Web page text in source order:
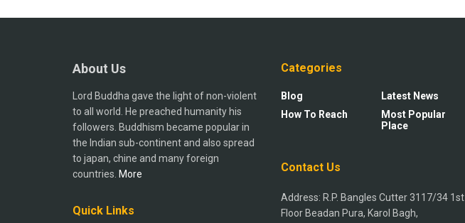
About Us
Lord Buddha gave the light of non-violent
to all world. He preached humanity his
followers. Buddhism became popular in
the Indian sub-continent and also spread
to japan, chine and many foreign
countries. More
Quick Links
Categories
Blog
How To Reach
Latest News
Most Popular
Place
Contact Us
Address: R.P. Bangles Cutter 3117/34 1st
Floor Beadan Pura, Karol Bagh,